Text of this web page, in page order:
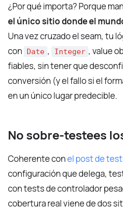
¿Por qué importa? Porque
el único sitio donde el
Una vez cruzado el seam, tu
con
Date , Integer , value
fiables, sin tener que
conversión (y el fallo si el
en un único lugar predecible.
No sobre-testees
Coherente conel post de
configuración que delega,
con tests de controlador
cobertura real viene de dos